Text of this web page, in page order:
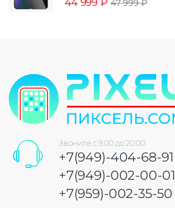
47 999₽
Звоните с 9:00 до 20:00
+7(949)-404-68-91
+7(949)-002-00-01
+7(959)-002-35-50